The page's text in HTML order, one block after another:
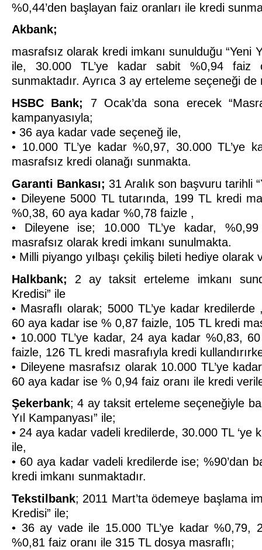
%0,44’den başlayan faiz oranları ile kredi
Akbank;
masrafsız olarak kredi imkanı sunulduğu “Yeni
ile, 30.000 TL’ye kadar sabit %0,94 faiz
sunmaktadır. Ayrıca 3 ay erteleme seçeneği de
HSBC Bank;
7 Ocak’da sona erecek
kampanyasıyla;
• 36 aya kadar vade seçeneğ ile,
• 10.000 TL’ye kadar %0,97, 30.000 TL’ye
masrafsız kredi olanağı sunmakta.
Garanti Bankası; 31 Aralık son başvuru tarihli
• Dileyene 5000 TL tutarında, 199 TL kredi
%0,38, 60 aya kadar %0,78 faizle ,
• Dileyene ise; 10.000 TL’ye kadar,
masrafsız olarak kredi imkanı sunulmakta.
• Milli piyango yılbaşı çekiliş bileti hediye olarak
Halkbank; 2 ay taksit erteleme imkanı
Kredisi” ile
• Masraflı olarak; 5000 TL’ye kadar
60 aya kadar ise % 0,87 faizle, 105 TL kredi
• 10.000 TL’ye kadar, 24 aya kadar %0,83,
faizle, 126 TL kredi masrafıyla kredi
• Dileyene masrafsız olarak 10.000 TL’ye
60 aya kadar ise % 0,94 faiz oranı ile kredi
Şekerbank; 4 ay taksit erteleme seçeneğiyle
Yıl Kampanyası” ile;
• 24 aya kadar vadeli kredilerde, 30.000 TL ‘ye
ile,
• 60 aya kadar vadeli kredilerde ise; %90’dan
kredi imkanı sunmaktadır.
Tekstilbank; 2011 Mart’ta ödemeye başlama
Kredisi” ile;
• 36 ay vade ile 15.000 TL’ye kadar %0,79,
%0,81 faiz oranı ile 315 TL dosya masraflı;